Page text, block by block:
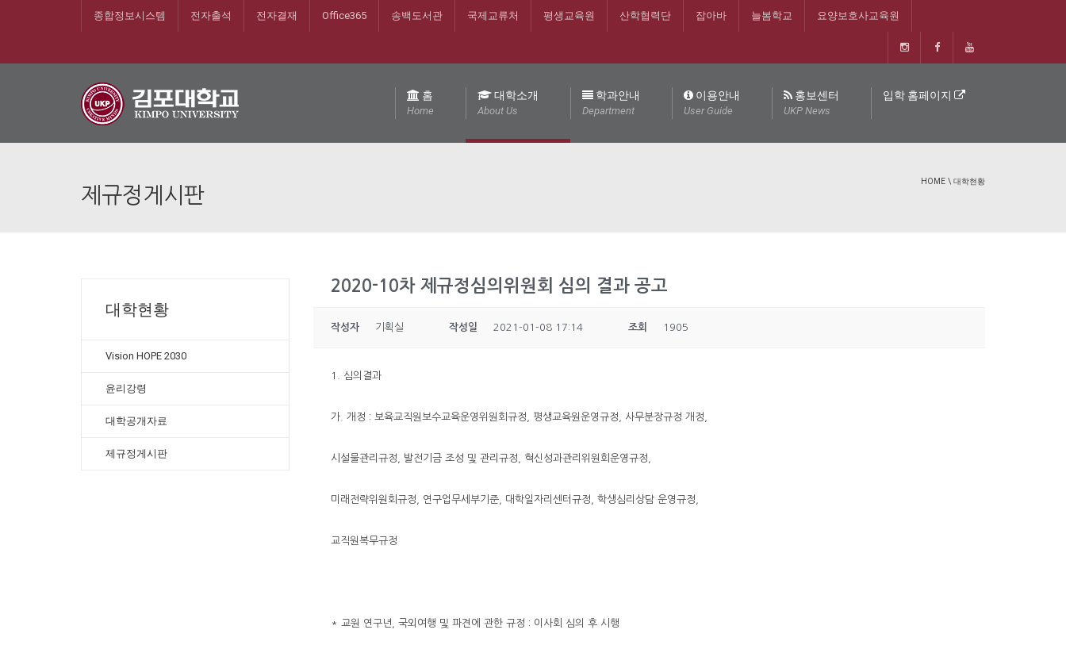
종합정보시스템 전자출석 전자결재 Office365 송백도서관 국제교류처 평생교육원 산학협력단 잡아바 늘봄학교 요양보호사교육원
홈
Home
대학소개
About Us
학과안내
Department
이용안내
User Guide
홍보센터
UKP News
입학 홈페이지
제규정게시판
HOME \ 대학현황
2020-10차 제규정심의위원회 심의 결과 공고
작성자 기획실 작성일 2021-01-08 17:14 조회 1905
1. 심의결과
가. 개정 : 보육교직원보수교육운영위원회규정, 평생교육원운영규정, 사무분장규정 개정,
시설물관리규정, 발전기금 조성 및 관리규정, 혁신성과관리위원회운영규정,
미래전략위원회규정, 연구업무세부기준, 대학일자리센터규정, 학생심리상담 운영규정,
교직원복무규정
* 교원 연구년, 국외여행 및 파견에 관한 규정 : 이사회 심의 후 시행
대학현황
Vision HOPE 2030
윤리강령
대학공개자료
제규정게시판